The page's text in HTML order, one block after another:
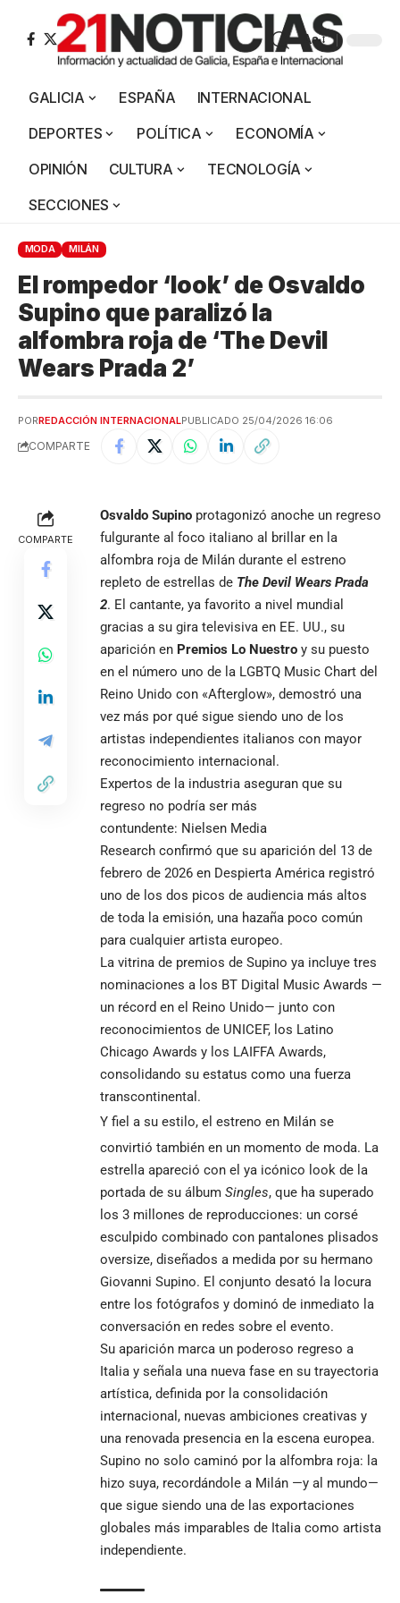
Aa
GALICIA ESPAÑA
INTERNACIONAL
DEPORTES
POLÍTICA
ECONOMÍA
OPINIÓN
CULTURA
TECNOLOGÍA
SECCIONES
MODA MILÁN
El rompedor ‘look’ de Osvaldo
Supino que paralizó la
alfombra roja de ‘The Devil
Wears Prada 2’
PORREDACCIÓN INTERNACIONALPUBLICADO 25/04/2026 16:06
COMPARTE
COMPARTE
Osvaldo Supino protagonizó anoche un regreso
fulgurante al foco italiano al brillar en la
alfombra roja de Milán durante el estreno
repleto de estrellas de The Devil Wears Prada
2. El cantante, ya favorito a nivel mundial
gracias a su gira televisiva en EE. UU., su
aparición en Premios Lo Nuestro y su puesto
en el número uno de la LGBTQ Music Chart del
Reino Unido con «Afterglow», demostró una
vez más por qué sigue siendo uno de los
artistas independientes italianos con mayor
reconocimiento internacional.
Expertos de la industria aseguran que su
regreso no podría ser más
contundente: Nielsen Media
Research confirmó que su aparición del 13 de
febrero de 2026 en Despierta América registró
uno de los dos picos de audiencia más altos
de toda la emisión, una hazaña poco común
para cualquier artista europeo.
La vitrina de premios de Supino ya incluye tres
nominaciones a los BT Digital Music Awards —
un récord en el Reino Unido— junto con
reconocimientos de UNICEF, los Latino
Chicago Awards y los LAIFFA Awards,
consolidando su estatus como una fuerza
transcontinental.
Y fiel a su estilo, el estreno en Milán se
convirtió también en un momento de moda. La
estrella apareció con el ya icónico look de la
portada de su álbum Singles, que ha superado
los 3 millones de reproducciones: un corsé
esculpido combinado con pantalones plisados
oversize, diseñados a medida por su hermano
Giovanni Supino. El conjunto desató la locura
entre los fotógrafos y dominó de inmediato la
conversación en redes sobre el evento.
Su aparición marca un poderoso regreso a
Italia y señala una nueva fase en su trayectoria
artística, definida por la consolidación
internacional, nuevas ambiciones creativas y
una renovada presencia en la escena europea.
Supino no solo caminó por la alfombra roja: la
hizo suya, recordándole a Milán —y al mundo—
que sigue siendo una de las exportaciones
globales más imparables de Italia como artista
independiente.